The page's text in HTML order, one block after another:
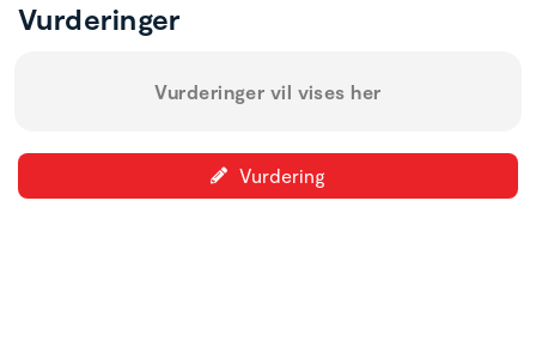
Vurderinger
Vurderinger vil vises her
Vurdering